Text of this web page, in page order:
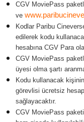
CGV MoviePass
ve
Kodlar Paribu
edilerek kodu
hesabına CGV Para
CGV MoviePass
üyesi olma şartı
Kodu kullanacak
görevlisi ücretsiz
sağlayacaktır.
CGV MoviePass